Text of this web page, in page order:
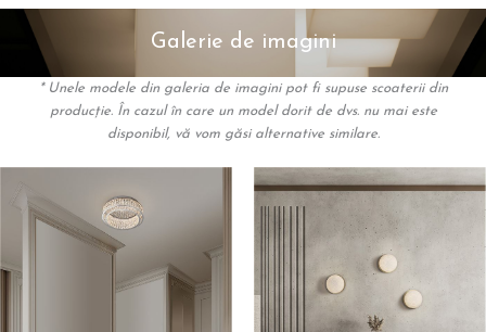
Galerie de imagini
* Unele modele din galeria de imagini pot fi supuse scoaterii din
producție. În cazul în care un model dorit de dvs. nu mai este
disponibil, vă vom găsi alternative similare.